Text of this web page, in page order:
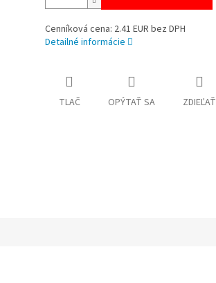
Cenníková cena: 2.41 EUR bez DPH
Detailné informácie
TLAČ OPÝTAŤ SA ZDIEĽAŤ